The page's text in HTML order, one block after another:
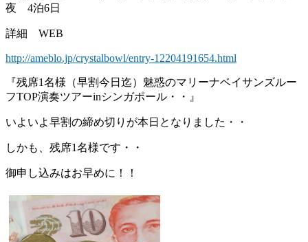
夜 4泊6日
詳細 WEB
http://ameblo.jp/crystalbowl/entry-12204191654.html
『残席1名様（早割今日迄）魅惑のマリーナベイサンズルー
フTOP演奏ツアーinシンガポール・・』
いよいよ早割の締め切りが本日となりました・・
しかも、残席1名様です・・
御申し込みはお早めに！！